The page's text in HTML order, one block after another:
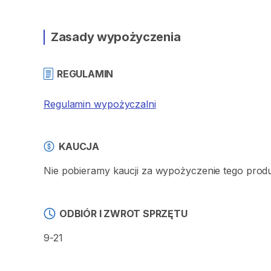
Zasady wypożyczenia
REGULAMIN
Regulamin wypożyczalni
KAUCJA
Nie pobieramy kaucji za wypożyczenie tego
ODBIÓR I ZWROT SPRZĘTU